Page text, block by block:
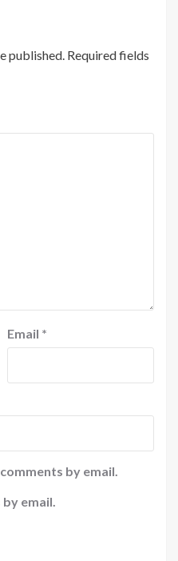
published. Required fields
Email *
by email.
email.